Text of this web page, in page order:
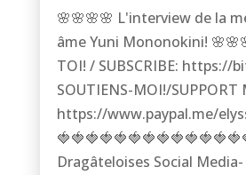
🌸🌸🌸🌸 L'interview de la
âme Yuni Mononokini!
TOI! / SUBSCRIBE: https://
SOUTIENS-MOI!/SUPPORT
https://www.paypal.me/
Dragâteloises Social